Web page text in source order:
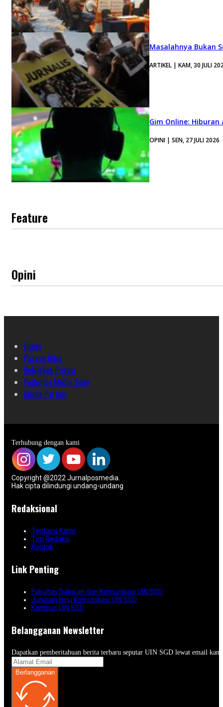
Masalahnya Bukan
ARTIKEL | KAM, 30 JULI
Gim Online:
OPINI | SEN, 27 JULI 2026
Feature
Opini
Home
Pasang Iklan
Kebijakan Privasi
Pedoman Media Siber
Media Partner
Terhubung dengan kami
Copyright @2022 Jurnalposmedia.
Hak cipta dilindungi undang-undang
Redaksional
Tentang Kami
Tim Redaksi
Kontak
Link Penting
Fakultas Dakwah dan Komunikasi UIN SGD
Jurusan Ilmu Komunikasi UIN SGD
Kampus UIN SGD
Belangganan Newsletter
Dapatkan pemberitahuan berita terbaru seputar UIN SGD lewat email
Berlangganan